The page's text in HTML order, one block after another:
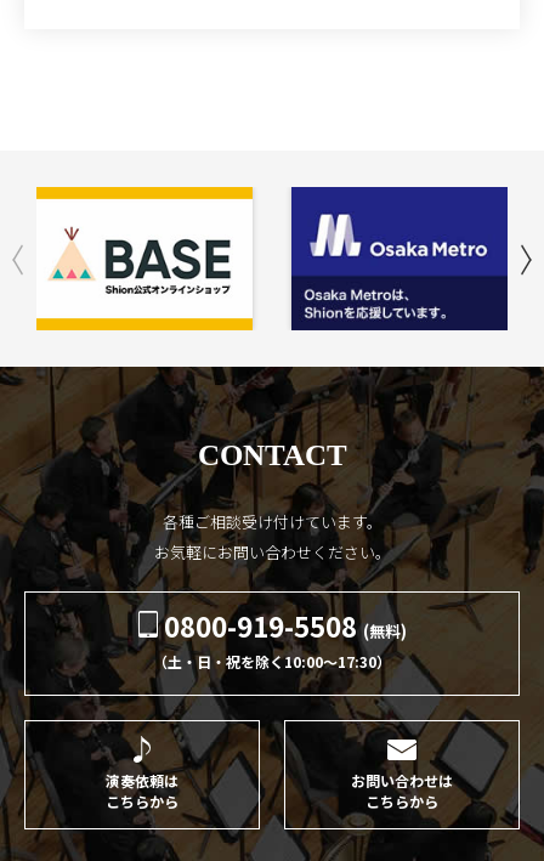
CONTACT
各種ご相談受け付けています。
お気軽にお問い合わせください。
0800-919-5508 (無料)
（土・日・祝を除く10:00〜17:30）
演奏依頼は
こちらから
お問い合わせは
こちらから